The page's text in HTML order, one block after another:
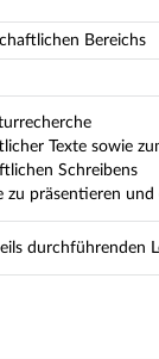
Bereichs
Texte sowie
Schreibens
zu präsentieren
durchführenden